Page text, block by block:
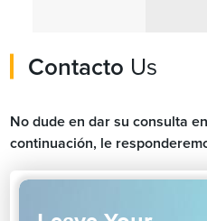
Contacto Us
No dude en dar su consulta
continuación, le